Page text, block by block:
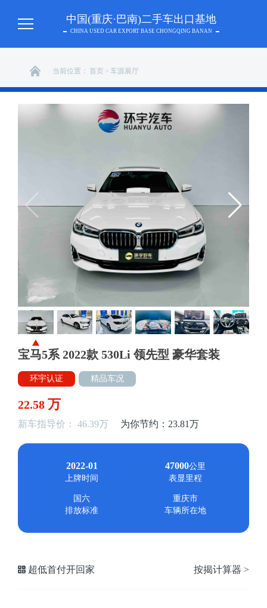
中国(重庆·巴南)二手车出口基地
CHINA USED CAR EXPORT BASE CHONGQING BANAN
当前位置： 首页 > 车源展厅
宝马5系 2022款 530Li 领先型 豪华套装
环宇认证 精品车况
22.58 万
新车指导价： 46.39万 为你节约：23.81万
2022-01
上牌时间
47000公里
表显里程
国六
排放标准
重庆市
车辆所在地
超低首付开回家 按揭计算器 >